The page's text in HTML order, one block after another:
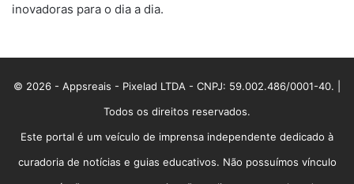
inovadoras para o dia a dia.
© 2026 - Appsreais - Pixelad LTDA - CNPJ: 59.002.486/0001-40. |
Todos os direitos reservados.
Este portal é um veículo de imprensa independente dedicado à
curadoria de notícias e guias educativos. Não possuímos vínculo